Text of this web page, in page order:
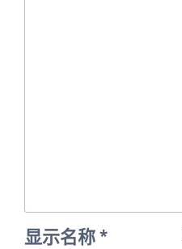
显示名称*